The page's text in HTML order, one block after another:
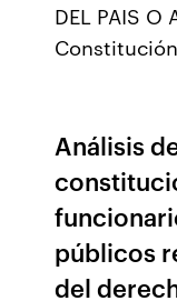
DEL PAIS O
Análisis
públicos
del